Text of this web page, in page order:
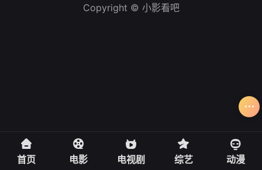
Copyright © 小影看吧
首页 电影 电视剧 综艺 动漫